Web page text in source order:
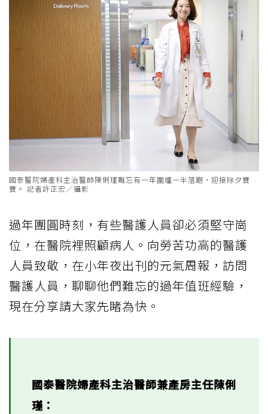
國泰醫院婦產科主治醫師陳俐瑾難忘有一年圍爐一半落跑，迎接除夕寶
寶。 記者許正宏／攝影
過年團圓時刻，有些醫護人員卻必須堅守崗
位，在醫院裡照顧病人。向勞苦功高的醫護
人員致敬，在小年夜出刊的元氣周報，訪問
醫護人員，聊聊他們難忘的過年值班經驗，
現在分享請大家先睹為快。
國泰醫院婦產科主治醫師兼產房主任陳俐
瑾：